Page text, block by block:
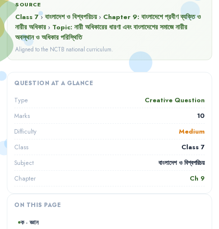
SOURCE
Class 7› বাংলাদেশ ও বিশ্বপরিচয় › Chapter 9: বাংলাদেশে প্রবীণ ব্যক্তি ও
নারীর অধিকার › Topic: নারী অধিকারের ধারণা এবং বাংলাদেশের সমাজে নারীর
অবস্থান ও অধিকার পরিস্থিতি
Aligned to the NCTB national curriculum.
QUESTION AT A GLANCE
Type Creative Question
Marks 10
Difficulty Medium
Class Class 7
Subject বাংলাদেশ ও বিশ্বপরিচয়
Chapter Ch 9
ON THIS PAGE
ক · জ্ঞান